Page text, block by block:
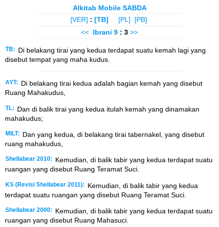
Alkitab Mobile SABDA
[VER] : [TB] [PL]
[PB]
<< Ibrani 9 : 3 >>
TB:
Di belakang tirai yang kedua terdapat suatu kemah lagi yang
disebut tempat yang maha kudus.
AYT:
Di belakang tirai kedua adalah bagian kemah yang disebut
Ruang Mahakudus,
TL:
Dan di balik tirai yang kedua itulah kemah yang dinamakan
mahakudus;
MILT:
Dan yang kedua, di belakang tirai tabernakel, yang disebut
ruang mahakudus,
Shellabear 2010:
Kemudian, di balik tabir yang kedua terdapat suatu
ruangan yang disebut Ruang Teramat Suci.
KS (Revisi Shellabear 2011):
Kemudian, di balik tabir yang kedua
terdapat suatu ruangan yang disebut Ruang Teramat Suci.
Shellabear 2000:
Kemudian, di balik tabir yang kedua terdapat suatu
ruangan yang disebut Ruang Mahasuci.